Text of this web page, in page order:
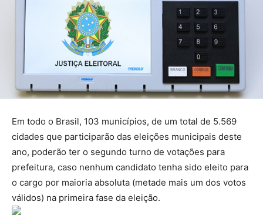
Em todo o Brasil, 103 municípios, de um total de 5.569
cidades que participarão das eleições municipais deste
ano, poderão ter o segundo turno de votações para
prefeitura, caso nenhum candidato tenha sido eleito para
o cargo por maioria absoluta (metade mais um dos votos
válidos) na primeira fase da eleição.